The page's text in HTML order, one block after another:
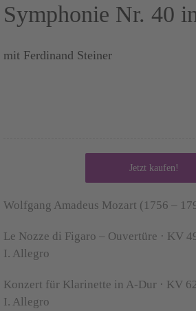
Symphonie Nr. 40
mit Ferdinand Steiner
Jetzt kaufen!
Wolfgang Amadeus Mozart (1756 –
Le Nozze di Figaro – Ouvertüre · KV
I. Allegro
Konzert für Klarinette in A-Dur · KV
I. Allegro